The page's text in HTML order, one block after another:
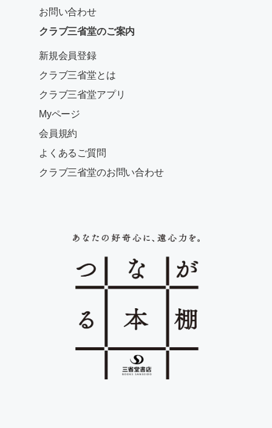
お問い合わせ
クラブ三省堂のご案内
新規会員登録
クラブ三省堂とは
クラブ三省堂アプリ
Myページ
会員規約
よくあるご質問
クラブ三省堂のお問い合わせ